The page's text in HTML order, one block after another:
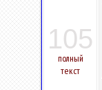
105
полный
текст